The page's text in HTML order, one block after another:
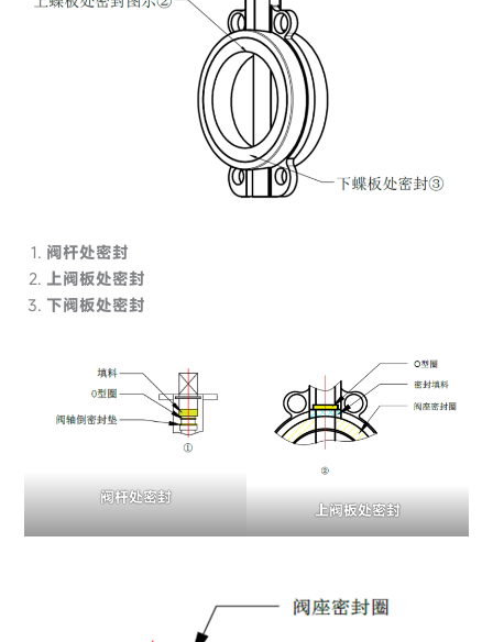
阀杆处密封
上阀板处密封
下阀板处密封
阀杆处密封
上阀板处密封